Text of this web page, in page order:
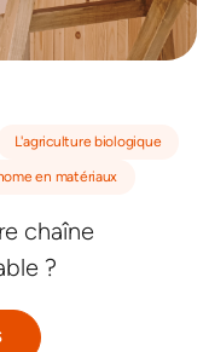
L'agriculture biologique
en matériaux
chaîne
?